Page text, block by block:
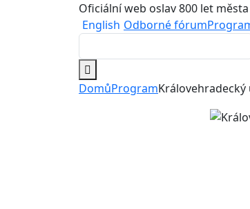
Oficiální web oslav 800 let
English Odborné fórum
DomůProgramKrálovehradecký